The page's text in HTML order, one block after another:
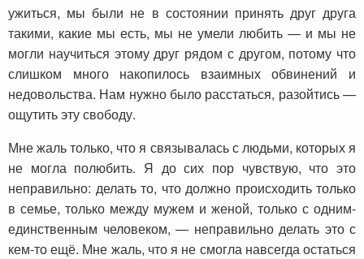
ужиться, мы были не в состоянии принять друг друга
такими, какие мы есть, мы не умели любить — и мы не
могли научиться этому друг рядом с другом, потому что
слишком много накопилось взаимных обвинений и
недовольства. Нам нужно было расстаться, разойтись —
ощутить эту свободу.
Мне жаль только, что я связывалась с людьми, которых я
не могла полюбить. Я до сих пор чувствую, что это
неправильно: делать то, что должно происходить только
в семье, только между мужем и женой, только с одним-
единственным человеком, — неправильно делать это с
кем-то ещё. Мне жаль, что я не смогла навсегда остаться